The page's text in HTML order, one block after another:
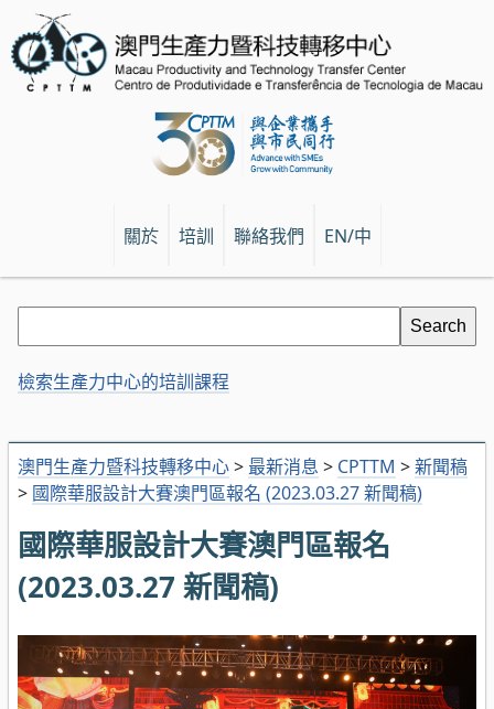
關於 培訓 聯絡我們 EN/中
澳門生產力暨科技轉移中心> 最新消息 > CPTTM >新聞稿
> 國際華服設計大賽澳門區報名 (2023.03.27 新聞稿)
國際華服設計大賽澳門區報名
(2023.03.27 新聞稿)
檢索生產力中心的培訓課程